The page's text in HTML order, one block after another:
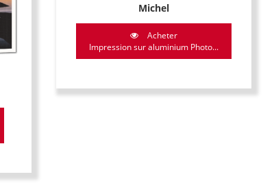
Michel
Acheter
Impression sur aluminium Photo...